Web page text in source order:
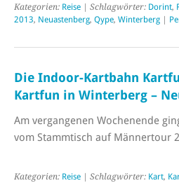
Kategorien: Reise | Schlagwörter: Dorint,
2013, Neuastenberg, Qype, Winterberg |
Die Indoor-Kartbahn
Kartfun in Winterberg –
Am vergangenen Wochenende
vom Stammtisch auf Männertour
Kategorien: Reise | Schlagwörter: Kart,